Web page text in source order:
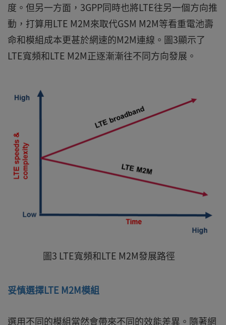
度。但另一方面，3GPP同時也將LTE往另一個方向推
動，打算用LTE M2M來取代GSM M2M等看重電池壽
命和模組成本更甚於網速的M2M連線。圖3顯示了
LTE寬頻和LTE M2M正逐漸漸往不同方向發展。
圖3 LTE寬頻和LTE M2M發展路徑
妥慎選擇LTE M2M模組
選用不同的模組當然會帶來不同的效能差異。隨著網